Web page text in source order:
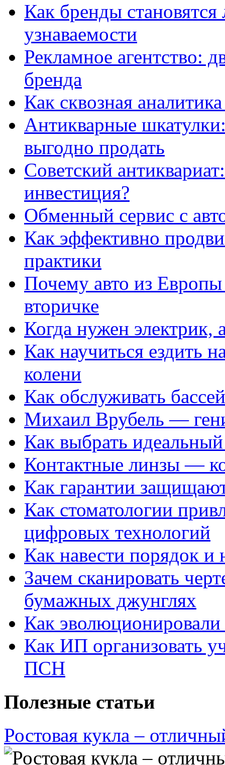
Как бренды
узнаваемости
Рекламное агентство:
бренда
Как сквозная
Антикварные
выгодно продать
Советский
инвестиция?
Обменный сервис с
Как эффективно
практики
Почему авто из
вторичке
Когда нужен электрик,
Как научиться ездить
колени
Как обслуживать
Михаил Врубель —
Как выбрать
Контактные линзы —
Как гарантии
Как стоматологии
цифровых технологий
Как навести порядок и
Зачем сканировать
бумажных джунглях
Как
Как ИП организовать
ПСН
Полезные статьи
Ростовая кукла –